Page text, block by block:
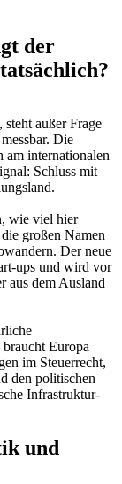
der
außer Frage
Die
am internationalen
Schluss mit
wie viel hier
großen Namen
Der neue
ups und wird vor
aus dem Ausland
Europa
im Steuerrecht,
den politischen
Infrastruktur-
und